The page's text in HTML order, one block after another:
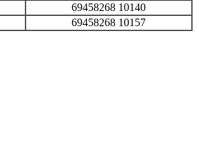
69458268 10140
69458268 10157